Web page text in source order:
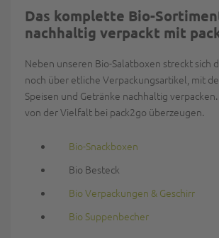
Das komplette Bio-
nachhaltig verpackt mit
Neben unseren Bio-Salatboxen streckt sich
noch über etliche Verpackungsartikel, mit
Speisen und Getränke nachhaltig verpacken.
von der Vielfalt bei pack2go überzeugen.
Bio-Snackboxen
Bio Besteck
Bio Verpackungen & Geschirr
Bio Suppenbecher